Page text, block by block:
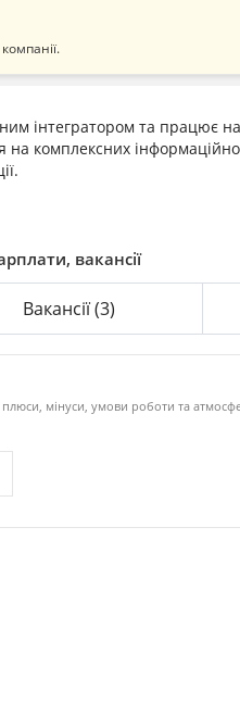
інтегратором та працює
на комплексних
вакансії
Вакансії(3)
мінуси, умови роботи та